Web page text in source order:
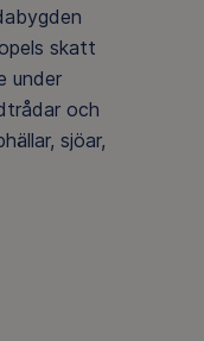
skatt
under
och
sjöar,